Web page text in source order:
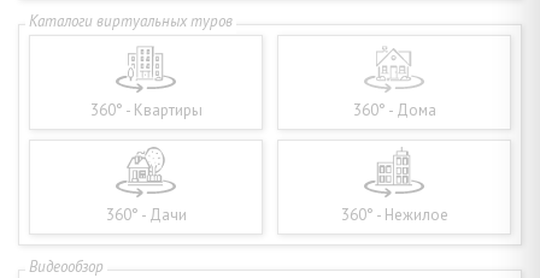
360° - Квартиры 360° - Дома
360° - Дачи 360° - Нежилое